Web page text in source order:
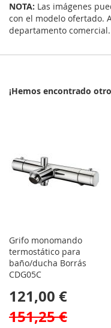
NOTA: Las imágenes
con el modelo ofertado.
departamento comercial.
¡Hemos encontrado
Grifo monomando
termostático para
baño/ducha Borrás
CDG05C
121,00 €
151,25 €